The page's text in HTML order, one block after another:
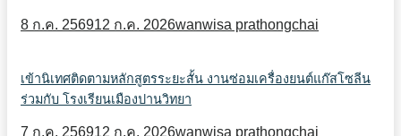
8 ก.ค. 256912 ก.ค. 2026wanwisa prathongchai
เข้านิเทศติดตามหลักสูตรระยะสั้น งานซ่อมเครื่องยนต์แก๊สโซลีน
ร่วมกับ โรงเรียนเมืองปานวิทยา
7 ก.ค. 256912 ก.ค. 2026wanwisa prathongchai